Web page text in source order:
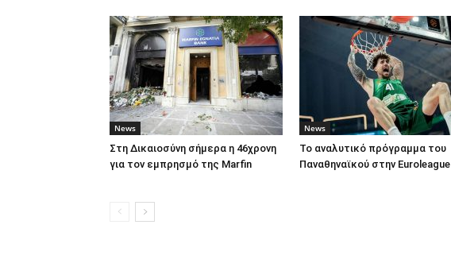
News
Στη Δικαιοσύνη σήμερα η 46χρονη
για τον εμπρησμό της Marfin
News
To αναλυτικό πρόγραμμα του
Παναθηναϊκού στην Euroleague